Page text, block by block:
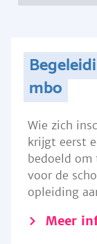
mbo
Wie zich
krijgt eerst
bedoeld
voor de
opleiding
Meer